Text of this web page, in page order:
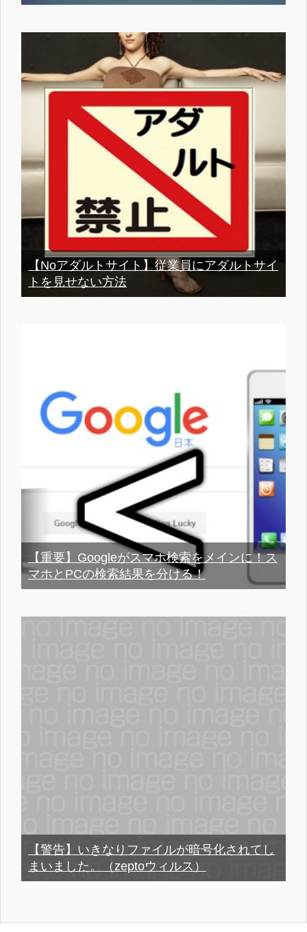
【Noアダルトサイト】従業員にアダルトサイ
トを見せない方法
【重要】Googleがスマホ検索をメインに！ス
マホとPCの検索結果を分ける！
【警告】いきなりファイルが暗号化されてし
まいました。（zeptoウィルス）